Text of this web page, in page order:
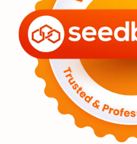
Premium Komet
Penelitian Serba-serbi
Luar Angkasa Video
Supernova Nebula
Featured